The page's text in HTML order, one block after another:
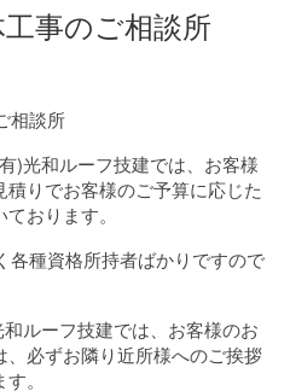
事のご相談所
相談所
)光和ルーフ技建では、お客様
りでお客様のご予算に応じた
おります。
各種資格所持者ばかりですので
ルーフ技建では、お客様のお
必ずお隣り近所様へのご挨拶
。